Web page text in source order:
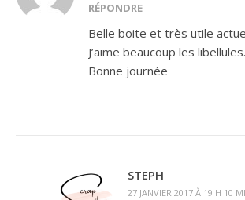
RÉPONDRE
Belle boite et très utile
J’aime beaucoup les libellules.
Bonne journée
STEPH
27 JANVIER 2017 À 19 H 10